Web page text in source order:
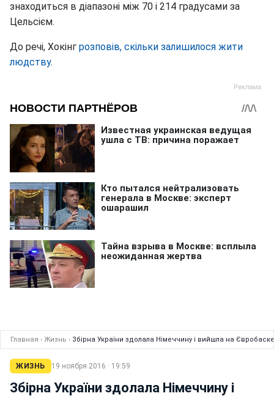
знаходиться в діапазоні між 70 і 214 градусами за
Цельсієм.
До речі, Хокінг розповів, скільки залишилося жити
людству.
Главная › Жизнь › Збірна України здолала Німеччину і вийшла на
ЖИЗНЬ 19 ноября 2016 · 19:59
Збірна України здолала Німеччину і